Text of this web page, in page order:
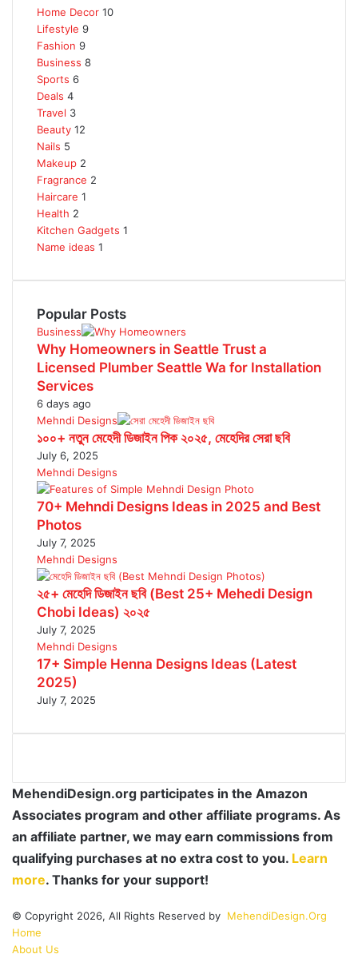
Home Decor 10
Lifestyle 9
Fashion 9
Business 8
Sports 6
Deals 4
Travel 3
Beauty 12
Nails 5
Makeup 2
Fragrance 2
Haircare 1
Health 2
Kitchen Gadgets 1
Name ideas 1
Popular Posts
Business
Why Homeowners in Seattle Trust a
Licensed Plumber Seattle Wa for Installation
Services
6 days ago
Mehndi Designs
১০০+ নতুন মেহেদী ডিজাইন পিক ২০২৫, মেহেদির সেরা ছবি
July 6, 2025
Mehndi Designs
70+ Mehndi Designs Ideas in 2025 and Best
Photos
July 7, 2025
Mehndi Designs
২৫+ মেহেদি ডিজাইন ছবি (Best 25+ Mehedi Design
Chobi Ideas) ২০২৫
July 7, 2025
Mehndi Designs
17+ Simple Henna Designs Ideas (Latest
2025)
July 7, 2025
MehendiDesign.org participates in the Amazon
Associates program and other affiliate programs. As
an affiliate partner, we may earn commissions from
qualifying purchases at no extra cost to you. Learn
more. Thanks for your support!
© Copyright 2026, All Rights Reserved by MehendiDesign.Org
Home
About Us